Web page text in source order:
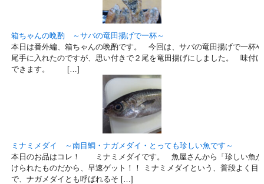
箱ちゃんの晩酌 ～サバの竜田揚げで一杯～
本日は番外編、箱ちゃんの晩酌です。 今回は、サバの竜田揚げで一杯
尾手に入れたのですが、思い付きで２尾を竜田揚げにしました。 味付
できます。 […]
ミナミメダイ ～南目鯛・ナガメダイ・とっても珍しい魚です～
本日のお品はコレ！ ミナミメダイです。 魚屋さんから「珍しい魚が
けられたものだから、早速ゲット！！ ミナミメダイという、普段よく目
で、ナガメダイとも呼ばれるそ […]